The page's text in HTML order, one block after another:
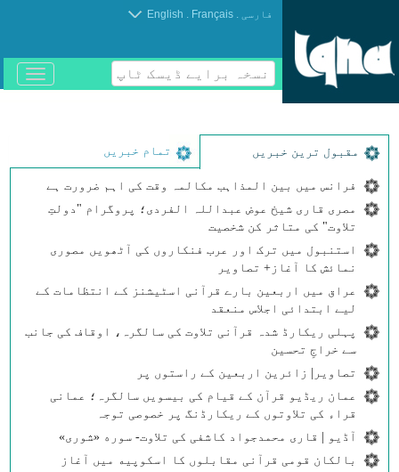
فارسی .
Français
.
English
نسخہ برایے ڈیسک ٹاپ
باز
و
مقبول ترین خبریں تمام خبریں
فرانس میں بین المذاہب مکالمہ وقت کی اہم ضرورت ہے
مصری قاری شیخ عوض عبداللہ الفردی؛ پروگرام "دولتِ
تلاوت" کی متاثر کن شخصیت
استنبول میں ترک اور عرب فنکاروں کی آٹھویں مصوری
نمائش کا آغاز+ تصاویر
عراق میں اربعین بارے قرآنی اسٹیشنز کے انتظامات کے
لیے ابتدائی اجلاس منعقد
پہلی ریکارڈ شدہ قرآنی تلاوت کی سالگرہ، اوقاف کی جانب
سے خراجِ تحسین
تصاویر| زائرین اربعین کے راستوں پر
عمان ریڈیو قرآن کے قیام کی بیسویں سالگرہ؛ عمانی
قراء کی تلاوتوں کے ریکارڈنگ پر خصوصی توجہ
آڈیو | قاری محمدجواد کاشفی کی تلاوت- سوره‌‌ «شوری»
بالکان قومی قرآنی مقابلوں کا اسکوپیه میں آغاز